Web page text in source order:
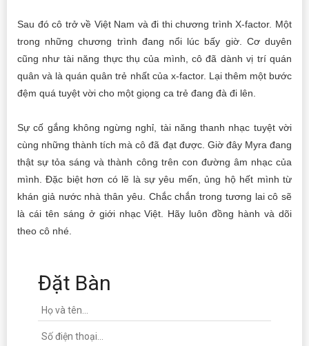
Sau đó cô trở về Việt Nam và đi thi chương trình X-factor. Một
trong những chương trình đang nổi lúc bấy giờ. Cơ duyên
cũng như tài năng thực thụ của mình, cô đã dành vị trí quán
quân và là quán quân trẻ nhất của x-factor. Lại thêm một bước
đệm quá tuyệt vời cho một giọng ca trẻ đang đà đi lên.
Sự cố gắng không ngừng nghỉ, tài năng thanh nhạc tuyệt vời
cùng những thành tích mà cô đã đạt được. Giờ đây Myra đang
thật sự tỏa sáng và thành công trên con đường âm nhạc của
mình. Đặc biệt hơn có lẽ là sự yêu mến, ủng hộ hết mình từ
khán giả nước nhà thân yêu. Chắc chắn trong tương lai cô sẽ
là cái tên sáng ở giới nhạc Việt. Hãy luôn đồng hành và dõi
theo cô nhé.
Đặt Bàn